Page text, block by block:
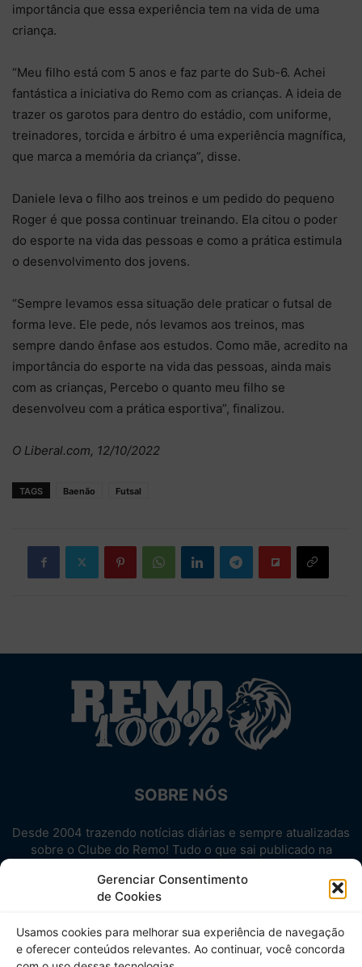
Gerenciar Consentimento
de Cookies
Usamos cookies para melhorar sua experiência de navegação
e oferecer conteúdos relevantes. Ao continuar, você concorda
importância que essa experiência tem na vida de uma
criança.
“Meu filho está com 5 anos e faz parte do Sub-6. Achei
fantástica a iniciativa do Remo com as crianças. A ideia de
trazer os garotos para dentro do estádio, com uniforme,
treinadores, torcida e árbitro é uma experiência magnífica,
que marca a memória da criança”, disse.
Daniele leva o filho aos treinos e um pedido do pequeno
Roger é que possa continuar treinando. Ela citou o poder
do esporte na vida das pessoas e como a prática estimula
o desenvolvimento dos jovens.
“Sempre levamos essa situação dele praticar o futsal de
forma leve. Ele pede, nós levamos aos treinos, mas
sempre dando ênfase aos estudos. Como mãe, acredito na
importância do esporte na vida das pessoas, ainda mais
com as crianças, Percebo o quanto meu filho se
desenvolveu com a prática esportiva”, finalizou.
O Liberal.com, 12/10/2022
TAGS Baenão Futsal
SOBRE NÓS
Desde 2004 trazendo notícias diárias e sempre atualizadas
sobre o Clube do Remo! Tudo o que sai publicado na
Aproveite! Site não-oficial.
SIGA-NOS